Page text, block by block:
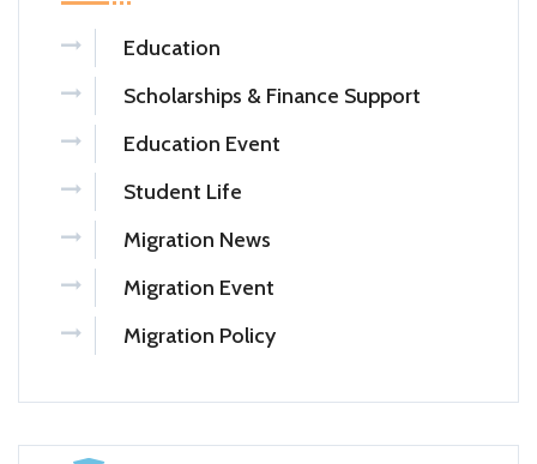
Education
Scholarships & Finance Support
Education Event
Student Life
Migration News
Migration Event
Migration Policy